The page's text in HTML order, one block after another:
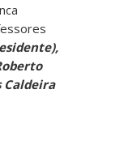
Caldeira